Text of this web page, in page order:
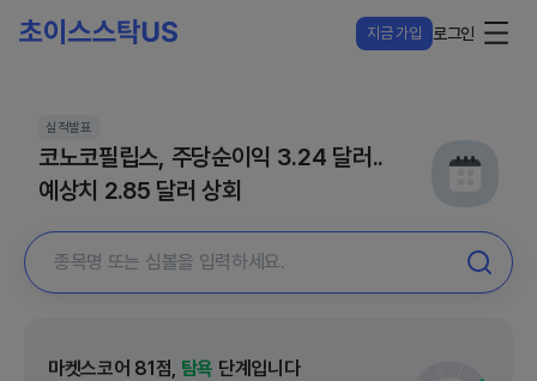
지금 가입 로그인
실적발표
코노코필립스, 주당순이익 3.24 달러..
예상치 2.85 달러 상회
마켓스코어 81점, 탐욕 단계입니다